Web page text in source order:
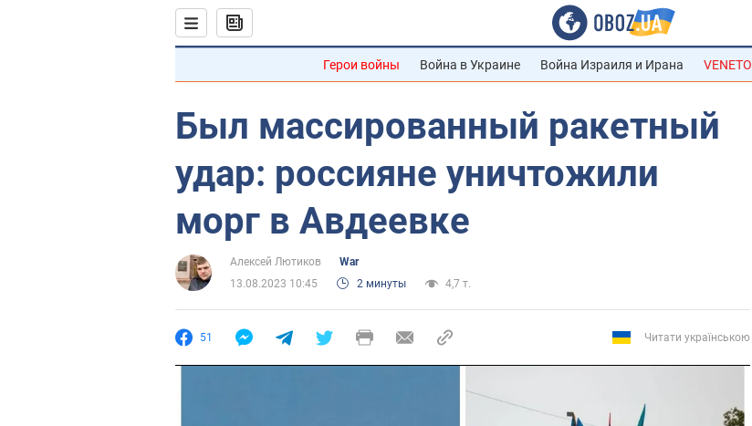
Герои войны Война в Украине Война Израиля и Ирана VENETO
Был массированный ракетный
удар: россияне уничтожили
морг в Авдеевке
Алексей Лютиков
War
13.08.2023 10:45
2 минуты 4,7 т.
51 Читати українською